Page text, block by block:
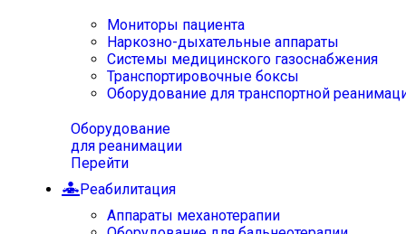
Мониторы пациента
Наркозно-дыхательные аппараты
Системы медицинского газоснабжения
Транспортировочные боксы
Оборудование для транспортной
Оборудование
для реанимации
Перейти
Реабилитация
Аппараты механотерапии